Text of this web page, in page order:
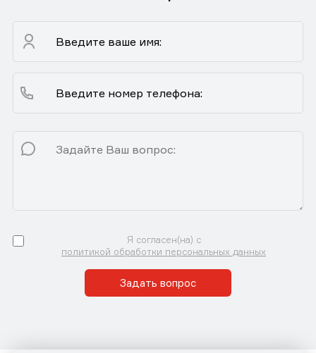
Я согласен(на) с
политикой обработки персональных данных
Задать вопрос